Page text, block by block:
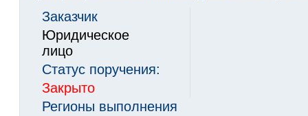
Заказчик
Юридическое
лицо
Статус поручения:
Закрыто
Регионы выполнения